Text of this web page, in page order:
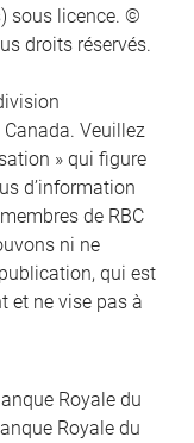
sous licence. ©
droits réservés.
Veuillez
» qui figure
d’information
de RBC
ni ne
qui est
et ne vise pas à
Royale du
Royale du